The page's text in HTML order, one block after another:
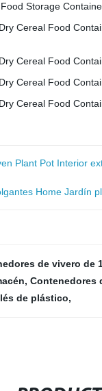
Plant Pot Interior
Home Jardín
de vivero de
, Contenedores
de plástico,